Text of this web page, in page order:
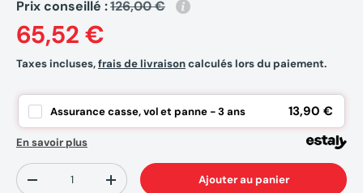
Prix conseillé :126,00 €
65,52 €
Taxes incluses,frais de livraisoncalculés lors du paiement.
Assurance casse, vol et panne - 3 ans 13,90 €
En savoir plus
Qté
-
+ Ajouter au panier